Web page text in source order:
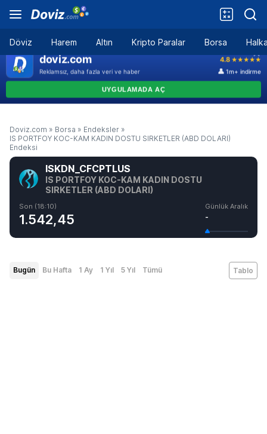
Döviz Harem Altın Kripto Paralar Borsa
Doviz.com » Borsa » Endeksler »
IS PORTFOY KOC-KAM KADIN DOSTU SIRKETLER (ABD DOLARI)
Endeksi
ISKDN_CFCPTLUS
IS PORTFOY KOC-KAM KADIN DOSTU
SIRKETLER (ABD DOLARI)
Son (18:10)
1.542,45
Günlük Aralık
-
Bugün Bu Hafta 1 Ay 1 Yıl 5 Yıl Tümü Tablo